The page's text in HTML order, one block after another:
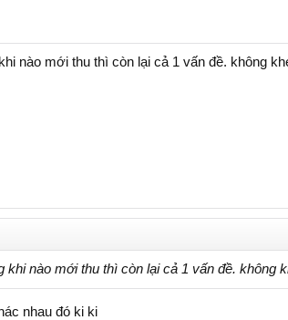
nào mới thu thì còn lại cả 1 vấn đề. không
khi nào mới thu thì còn lại cả 1 vấn đề. không
nhau đó ki ki